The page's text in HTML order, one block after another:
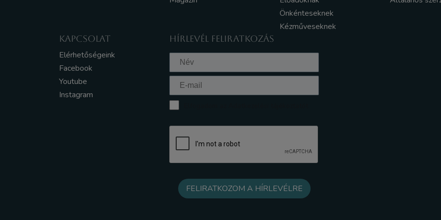
Önkénteseknek
Kézműveseknek
KAPCSOLAT
Elérhetőségeink
Facebook
Youtube
Instagram
HÍRLEVÉL FELIRATKOZÁS